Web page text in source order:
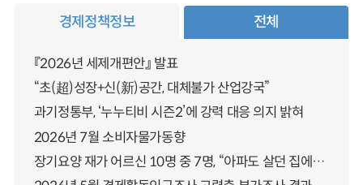
경제정책정보 전체
『2026년 세제개편안』 발표
“초(超)성장+신(新)공간, 대체불가 산업강국”
과기정통부, ‘누누티비 시즌2’에 강력 대응 의지 밝혀
2026년 7월 소비자물가동향
장기요양 재가 어르신 10명 중 7명, “아파도 살던 집에서 살겠다” 「2025년 장기요양실태조사」 결과 발표